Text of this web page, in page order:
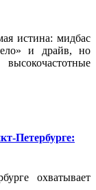
истина: мидбас
и драйв, но
Петербурге:
охватывает